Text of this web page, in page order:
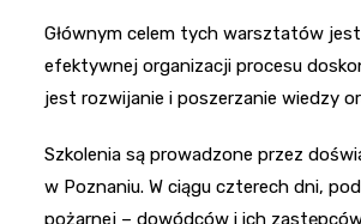
Głównym celem tych warsztatów
efektywnej organizacji procesu
jest rozwijanie i poszerzanie wiedzy
Szkolenia są prowadzone przez
w Poznaniu. W ciągu czterech dni,
pożarnej – dowódców i ich